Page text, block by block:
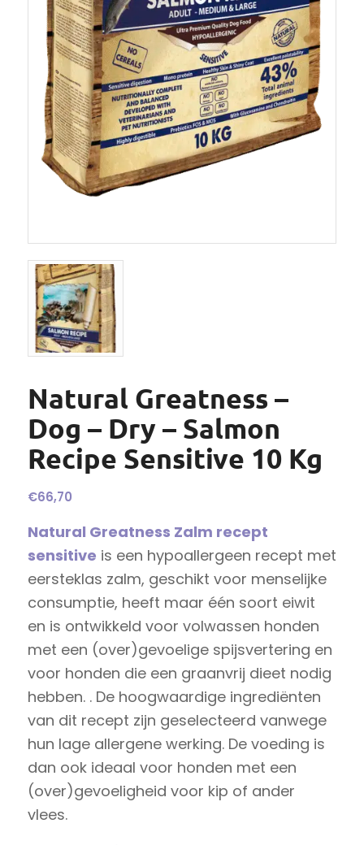
Natural Greatness –
Dog – Dry – Salmon
Recipe Sensitive 10 Kg
€66,70
Natural Greatness Zalm recept
sensitive is een hypoallergeen recept met
eersteklas zalm, geschikt voor menselijke
consumptie, heeft maar één soort eiwit
en is ontwikkeld voor volwassen honden
met een (over)gevoelige spijsvertering en
voor honden die een graanvrij dieet nodig
hebben. . De hoogwaardige ingrediënten
van dit recept zijn geselecteerd vanwege
hun lage allergene werking. De voeding is
dan ook ideaal voor honden met een
(over)gevoeligheid voor kip of ander
vlees.